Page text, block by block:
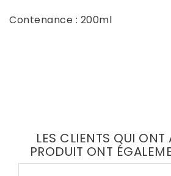
Contenance : 200ml
LES CLIENTS QUI ONT
PRODUIT ONT